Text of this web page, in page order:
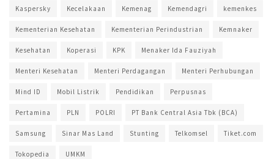
Kaspersky Kecelakaan Kemenag Kemendagri kemenkes
Kementerian Kesehatan Kementerian Perindustrian Kemnaker
Kesehatan Koperasi KPK Menaker Ida Fauziyah
Menteri Kesehatan Menteri Perdagangan Menteri Perhubungan
Mind ID Mobil Listrik Pendidikan Perpusnas
Pertamina PLN POLRI PT Bank Central Asia Tbk (BCA)
Samsung Sinar Mas Land Stunting Telkomsel Tiket.com
Tokopedia UMKM